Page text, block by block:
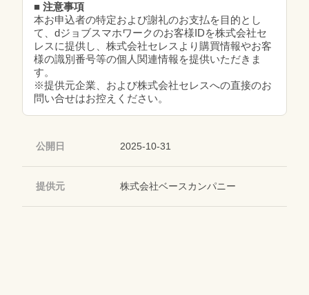
■ 注意事項
本お申込者の特定および謝礼のお支払を目的とし
て、dジョブスマホワークのお客様IDを株式会社セ
レスに提供し、株式会社セレスより購買情報やお客
様の識別番号等の個人関連情報を提供いただきま
す。
※提供元企業、および株式会社セレスへの直接のお
問い合せはお控えください。
公開日 2025-10-31
提供元 株式会社ベースカンパニー